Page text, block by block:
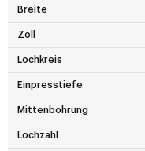
Breite
Zoll
Lochkreis
Einpresstiefe
Mittenbohrung
Lochzahl